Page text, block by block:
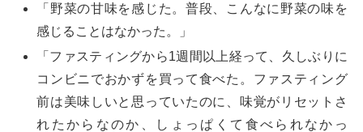
「野菜の甘味を感じた。普段、こんなに野菜の味を
感じることはなかった。」
「ファスティングから1週間以上経って、久しぶりに
コンビニでおかずを買って食べた。ファスティング
前は美味しいと思っていたのに、味覚がリセットさ
れたからなのか、しょっぱくて食べられなかっ